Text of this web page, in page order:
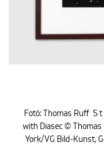
Fotó: Thomas Ruff S
with Diasec © Thomas
York/VG Bild-Kunst,